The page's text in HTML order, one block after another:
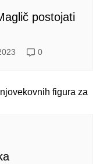
postojati
0